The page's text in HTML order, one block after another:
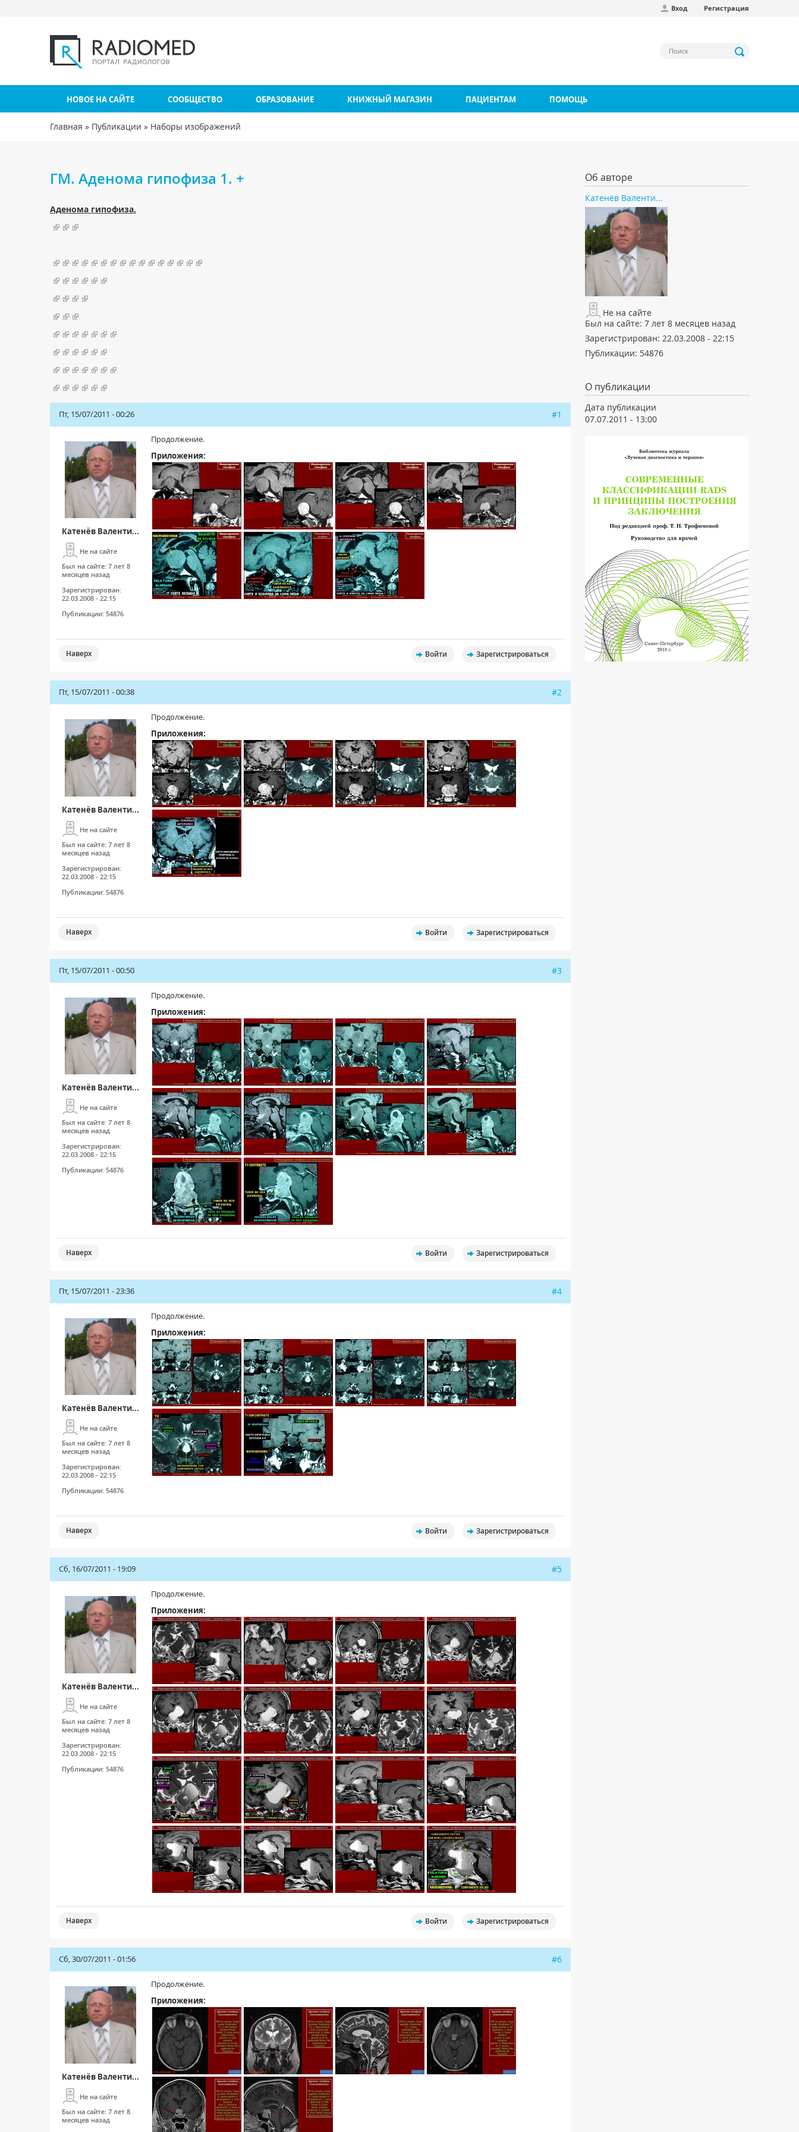
Вход Регистрация
НОВОЕ НА САЙТЕ СООБЩЕСТВО ОБРАЗОВАНИЕ КНИЖНЫЙ МАГАЗИН ПАЦИЕНТАМ ПОМОЩЬ
Вы здесь
Главная » Публикации » Наборы изображений
ГМ. Аденома гипофиза 1. +
Аденома гипофиза.
Пт, 15/07/2011 - 00:26 #1
Катенёв Валенти...
Не на сайте
Был на сайте: 7 лет 8
месяцев назад
Зарегистрирован:
22.03.2008 - 22:15
Публикации: 54876
Продолжение.
Приложения:
Наверх Войти Зарегистрироваться
Пт, 15/07/2011 - 00:38 #2
Катенёв Валенти...
Не на сайте
Был на сайте: 7 лет 8
месяцев назад
Зарегистрирован:
22.03.2008 - 22:15
Публикации: 54876
Продолжение.
Приложения:
Наверх Войти Зарегистрироваться
Пт, 15/07/2011 - 00:50 #3
Катенёв Валенти...
Не на сайте
Был на сайте: 7 лет 8
месяцев назад
Зарегистрирован:
22.03.2008 - 22:15
Публикации: 54876
Продолжение.
Приложения:
Наверх Войти Зарегистрироваться
Пт, 15/07/2011 - 23:36 #4
Катенёв Валенти...
Не на сайте
Был на сайте: 7 лет 8
месяцев назад
Зарегистрирован:
22.03.2008 - 22:15
Публикации: 54876
Продолжение.
Приложения:
Наверх Войти Зарегистрироваться
Сб, 16/07/2011 - 19:09 #5
Катенёв Валенти...
Не на сайте
Был на сайте: 7 лет 8
месяцев назад
Зарегистрирован:
22.03.2008 - 22:15
Публикации: 54876
Продолжение.
Приложения:
Наверх Войти Зарегистрироваться
Сб, 30/07/2011 - 01:56 #6
Катенёв Валенти...
Не на сайте
Был на сайте: 7 лет 8
месяцев назад
Продолжение.
Приложения:
Об авторе
Катенёв Валенти...
Не на сайте
Был на сайте: 7 лет 8 месяцев назад
Зарегистрирован: 22.03.2008 - 22:15
Публикации: 54876
О публикации
Дата публикации
07.07.2011 - 13:00